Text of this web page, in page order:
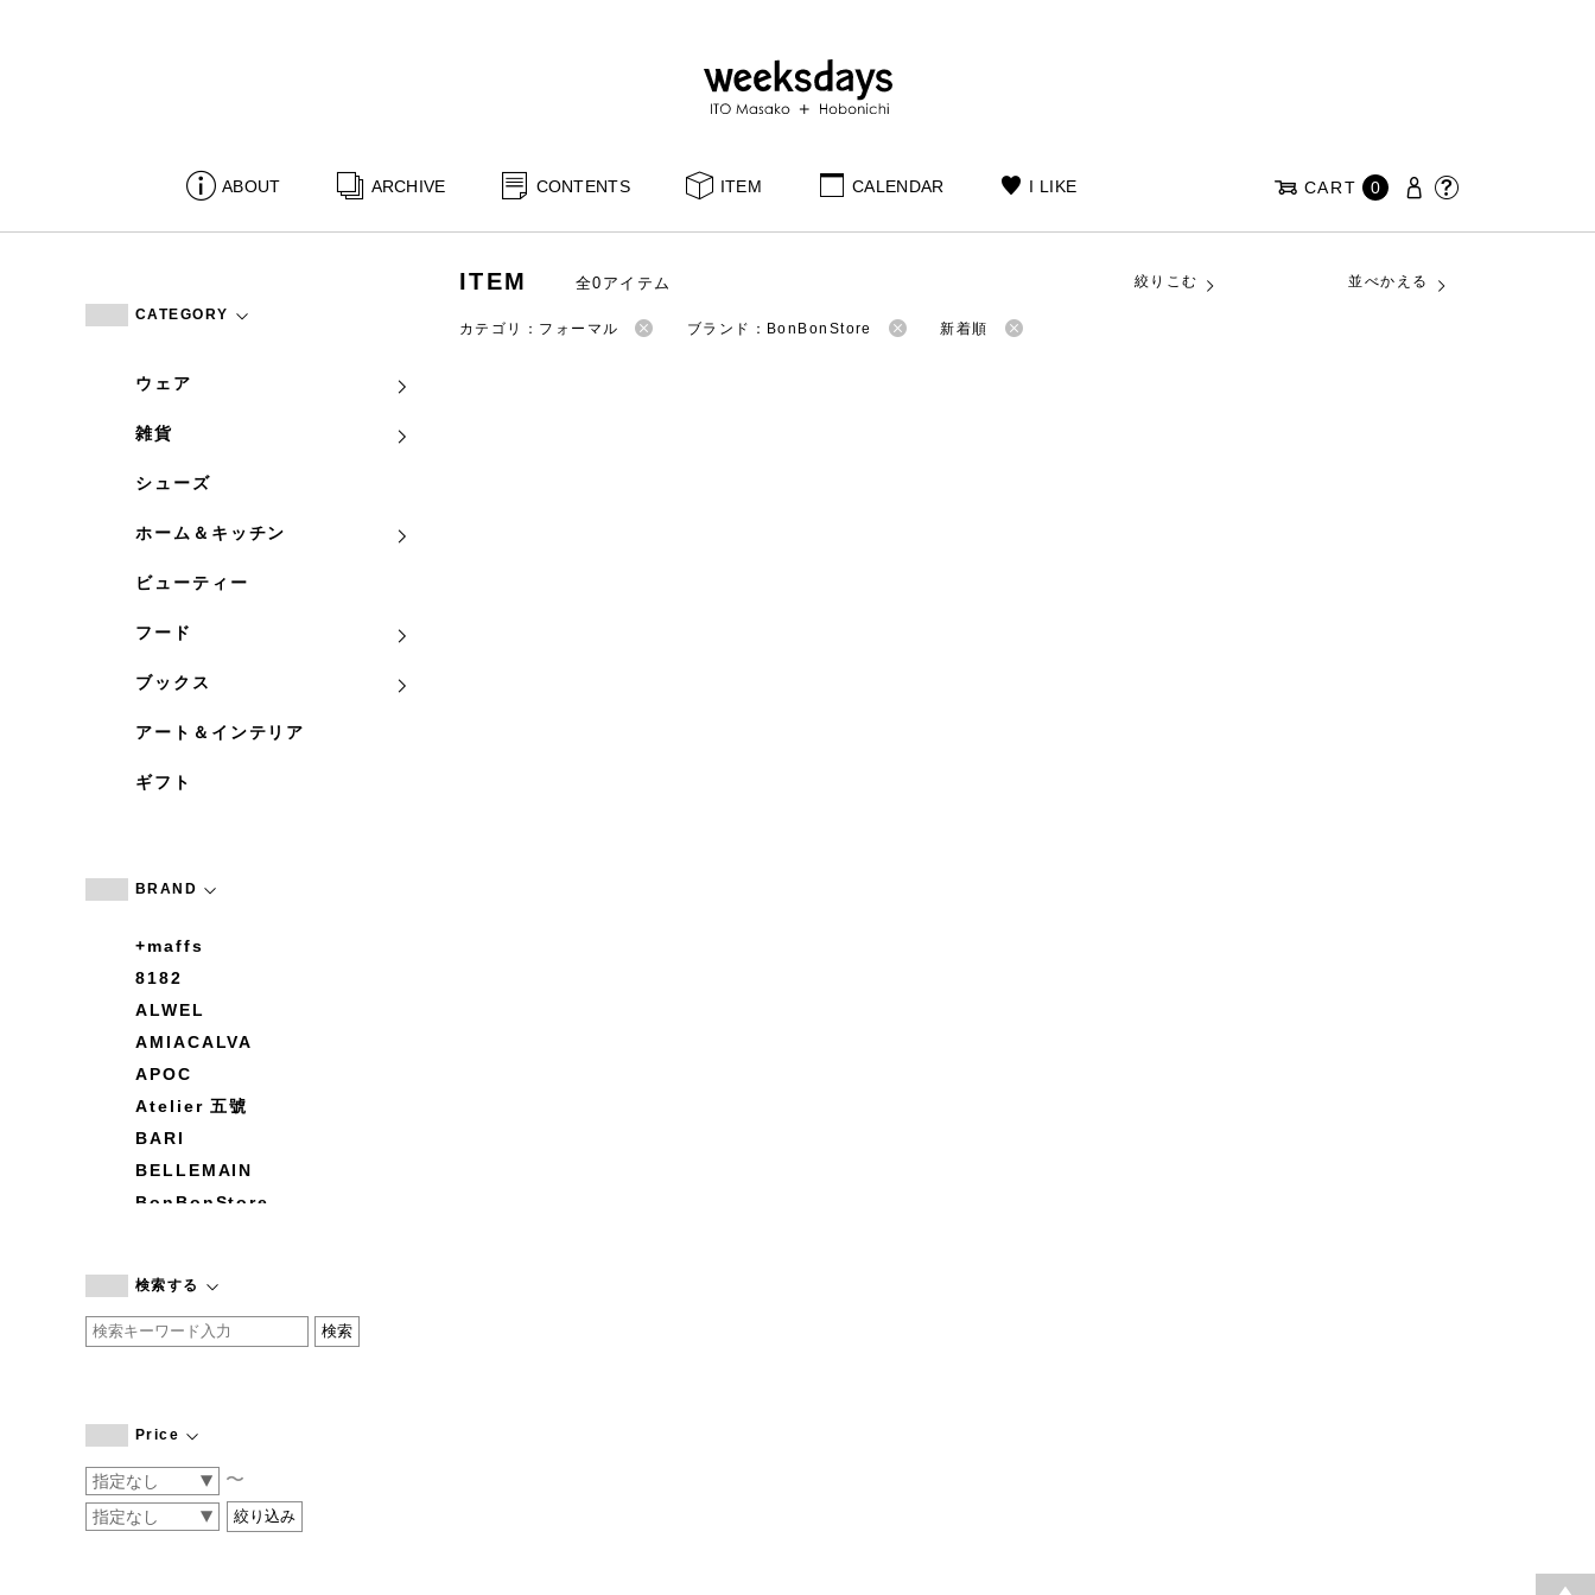
ABOUT ARCHIVE CONTENTS ITEM CALENDAR I LIKE CART 0
CATEGORY
ウェア
雑貨
シューズ
ホーム＆キッチン
ビューティー
フード
ブックス
アート＆インテリア
ギフト
BRAND
+maffs
8182
ALWEL
AMIACALVA
APOC
Atelier 五號
BARI
BELLEMAIN
BonBonStore
by basics
CATWORTH
COGTHEBIGSMOKE
CONVERSE
DEAN & DELUCA
検索する
Price
〜
ITEM 全0アイテム 絞りこむ 並べかえる
カテゴリ：フォーマル ブランド：BonBonStore 新着順